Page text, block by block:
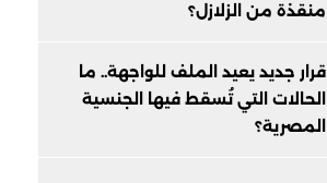
منقذة من الزلازل؟
قرار جديد يعيد الملف للواجهة.. ما
الحالات التي تُسقط فيها الجنسية
المصرية؟